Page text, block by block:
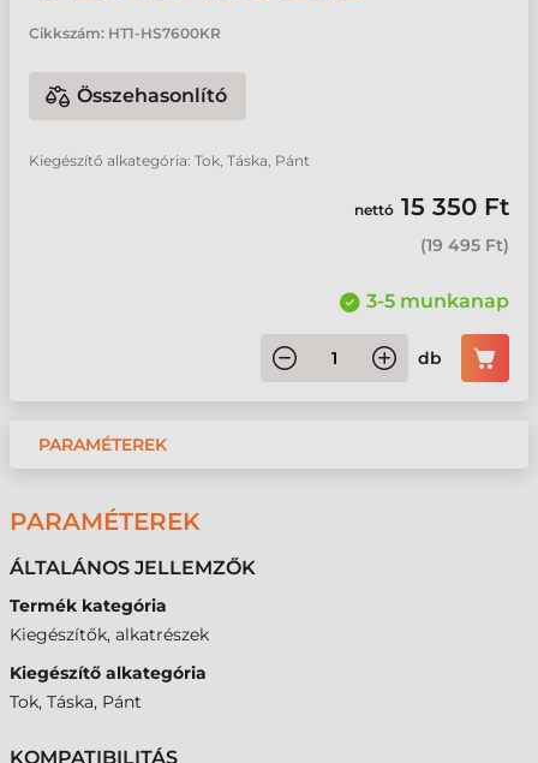
Cikkszám: HT1-HS7600KR
Összehasonlító
Kiegészítő alkategória: Tok, Táska, Pánt
nettó 15 350 Ft
(19 495 Ft)
3-5 munkanap
db
PARAMÉTEREK
PARAMÉTEREK
ÁLTALÁNOS JELLEMZŐK
Termék kategória
Kiegészítők, alkatrészek
Kiegészítő alkategória
Tok, Táska, Pánt
KOMPATIBILITÁS